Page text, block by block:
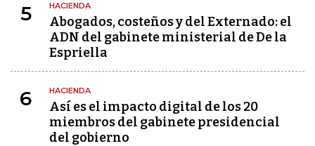
5 HACIENDA
Abogados, costeños y del Externado: el
ADN del gabinete ministerial de De la
Espriella
6 HACIENDA
Así es el impacto digital de los 20
miembros del gabinete presidencial
del gobierno